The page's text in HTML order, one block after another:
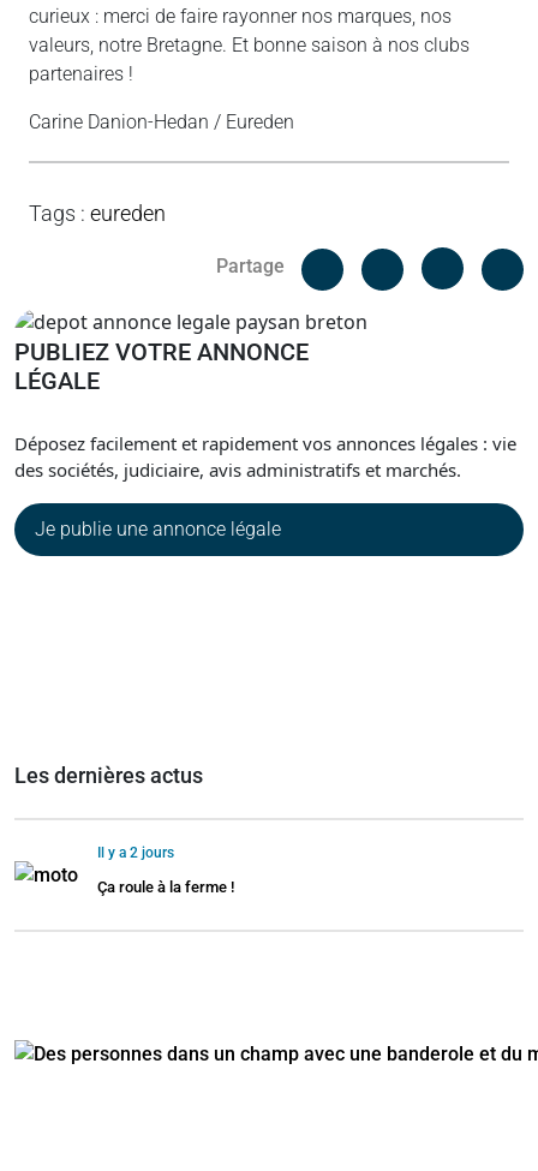
curieux : merci de faire rayonner nos marques, nos
valeurs, notre Bretagne. Et bonne saison à nos clubs
partenaires !
Carine Danion-Hedan / Eureden
Tags : eureden
Partage
Facebook
PUBLIEZ VOTRE ANNONCE
LÉGALE
Déposez facilement et rapidement vos annonces légales : vie
des sociétés, judiciaire, avis administratifs et marchés.
Je publie une annonce légale
Les dernières actus
Il y a 2 jours
Ça roule à la ferme !